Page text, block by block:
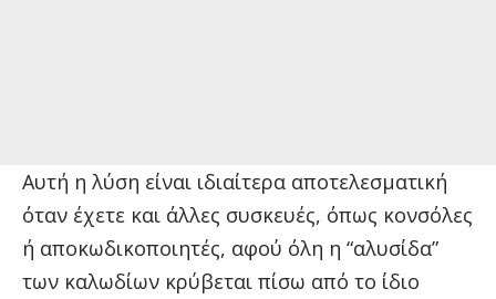
Αυτή η λύση είναι ιδιαίτερα αποτελεσματική
όταν έχετε και άλλες συσκευές, όπως κονσόλες
ή αποκωδικοποιητές, αφού όλη η “αλυσίδα”
των καλωδίων κρύβεται πίσω από το ίδιο